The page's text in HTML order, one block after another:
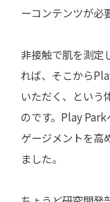
ーコンテンツが必
非接触で肌を測定
れば、そこから
いただく、という
のです。Play
ゲージメントを高
ました。